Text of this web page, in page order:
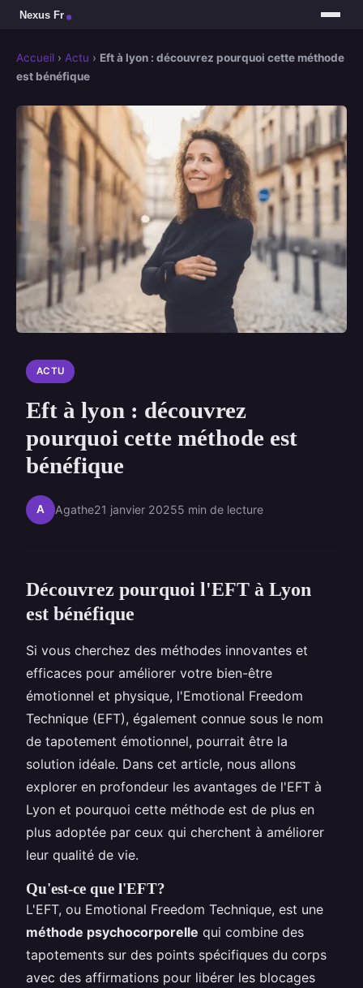
Accueil › Actu › Eft à lyon : découvrez pourquoi cette méthode
est bénéfique
ACTU
Eft à lyon : découvrez
pourquoi cette méthode est
bénéfique
A Agathe21 janvier 20255 min de lecture
Découvrez pourquoi l'EFT à Lyon
est bénéfique
Si vous cherchez des méthodes innovantes et
efficaces pour améliorer votre bien-être
émotionnel et physique, l'Emotional Freedom
Technique (EFT), également connue sous le nom
de tapotement émotionnel, pourrait être la
solution idéale. Dans cet article, nous allons
explorer en profondeur les avantages de l'EFT à
Lyon et pourquoi cette méthode est de plus en
plus adoptée par ceux qui cherchent à améliorer
leur qualité de vie.
Qu'est-ce que l'EFT?
L'EFT, ou Emotional Freedom Technique, est une
méthode psychocorporelle qui combine des
tapotements sur des points spécifiques du corps
avec des affirmations pour libérer les blocages